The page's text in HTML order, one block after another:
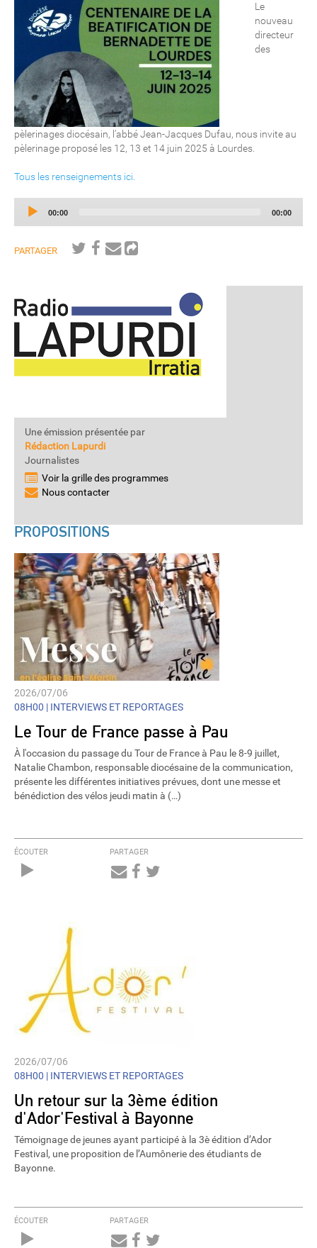
Le
nouveau
directeur
des
pèlerinages diocésain, l’abbé Jean-Jacques Dufau, nous invite au
pèlerinage proposé les 12, 13 et 14 juin 2025 à Lourdes.
Tous les renseignements ici.
Current
00:00
Total
00:00
PARTAGER
Une émission présentée par
Rédaction Lapurdi
Journalistes
Voir la grille des programmes
Nous contacter
PROPOSITIONS
2026/07/06
08H00 | INTERVIEWS ET REPORTAGES
Le Tour de France passe à Pau
À l'occasion du passage du Tour de France à Pau le 8-9 juillet,
Natalie Chambon, responsable diocésaine de la communication,
présente les différentes initiatives prévues, dont une messe et
bénédiction des vélos jeudi matin à (…)
ÉCOUTER PARTAGER
2026/07/06
08H00 | INTERVIEWS ET REPORTAGES
Un retour sur la 3ème édition
d'Ador'Festival à Bayonne
Témoignage de jeunes ayant participé à la 3è édition d’Ador
Festival, une proposition de l’Aumônerie des étudiants de
Bayonne.
ÉCOUTER PARTAGER